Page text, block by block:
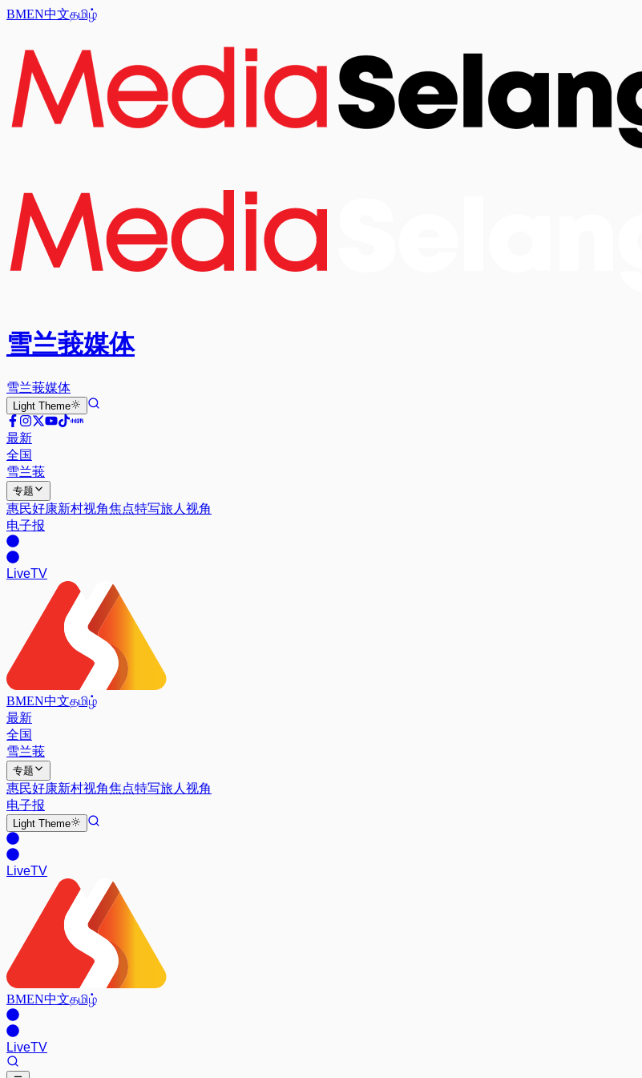
BMEN中文தமிழ்
雪兰莪媒体
雪兰莪媒体
Light Theme
最新
全国
雪兰莪
专题
惠民好康新村视角焦点特写旅人视角
电子报
LiveTV
BMEN中文தமிழ்
最新
全国
雪兰莪
专题
惠民好康新村视角焦点特写旅人视角
电子报
Light Theme
LiveTV
BMEN中文தமிழ்
LiveTV